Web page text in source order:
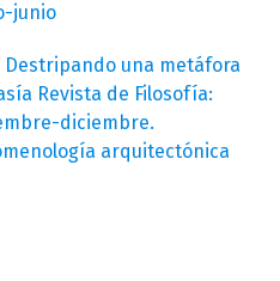
junio
Destripando una metáfora
Revista de Filosofía:
diciembre.
arquitectónica